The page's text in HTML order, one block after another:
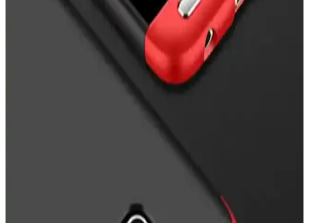
Apple iPhone 16 Pro Max için MagSafe Silikon Kılıf
İncelemesi ve Kullanım Avantajları
Apple iPhone 16 Pro Max için tasarlanan MagSafe silikon kılıf, şık
tasarımı ve yüksek koruma özellikleriyle günlük kullanımda ideal bir
Nokia X Siyah Flip Cover İncelemesi: Tasarım,
Koruma ve Kullanıcı Yorumları
Nokia X Siyah Flip Cover, şık tasarımı ve pratik kullanımıyla
telefonunuzu çizik ve darbelere karşı koruyan uygun fiyatlı bir
aksesuar. Uzun vadeli dayanıklılık ve malzeme kalitesi konularında
Zebana Samsung Galaxy A23 Uyumlu Kılıf: Estetik